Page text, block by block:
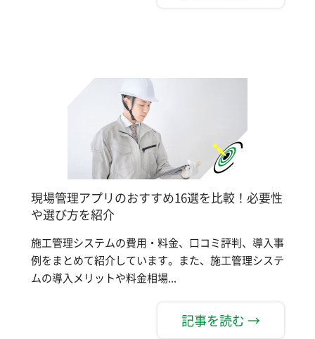
現場管理アプリのおすすめ16選を比較！必要性
や選び方を紹介
施工管理システムの費用・料金、口コミ評判、導入事
例をまとめて紹介しています。また、施工管理システ
ムの導入メリットや料金相場...
記事を読む →